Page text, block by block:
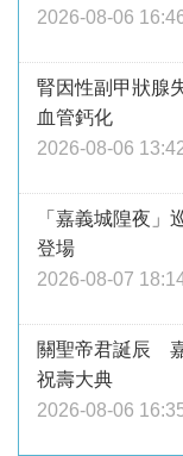
2026-08-06
腎因性副甲狀腺
血管鈣化
2026-08-06
「嘉義城隍夜
登場
2026-08-07
關聖帝君誕辰
祝壽大典
2026-08-06